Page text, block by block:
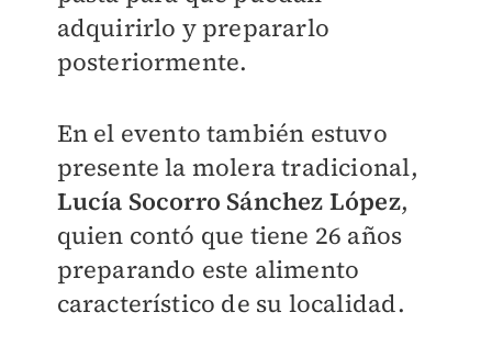
adquirirlo y prepararlo
posteriormente.
En el evento también estuvo
presente la molera tradicional,
Lucía Socorro Sánchez López,
quien contó que tiene 26 años
preparando este alimento
característico de su localidad.